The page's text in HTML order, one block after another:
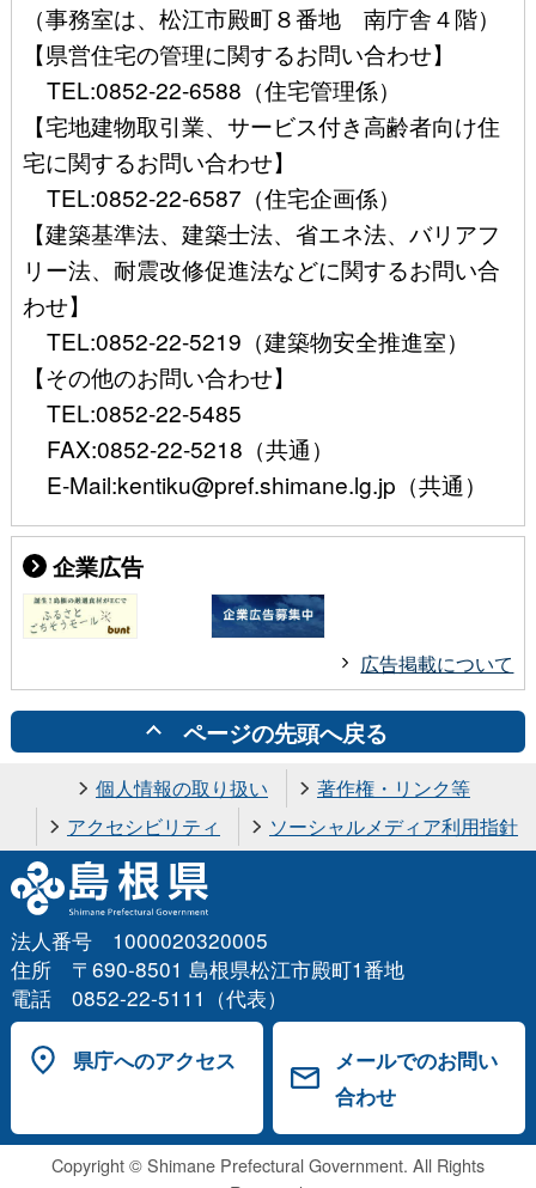
（事務室は、松江市殿町８番地 南庁舎４階）
【県営住宅の管理に関するお問い合わせ】
TEL:0852-22-6588（住宅管理係）
【宅地建物取引業、サービス付き高齢者向け住
宅に関するお問い合わせ】
TEL:0852-22-6587（住宅企画係）
【建築基準法、建築士法、省エネ法、バリアフ
リー法、耐震改修促進法などに関するお問い合
わせ】
TEL:0852-22-5219（建築物安全推進室）
【その他のお問い合わせ】
TEL:0852-22-5485
FAX:0852-22-5218（共通）
E-Mail:kentiku@pref.shimane.lg.jp（共通）
企業広告
広告掲載について
ページの先頭へ戻る
個人情報の取り扱い
著作権・リンク等
アクセシビリティ
ソーシャルメディア利用指針
法人番号 1000020320005
住所 〒690-8501 島根県松江市殿町1番地
電話 0852-22-5111（代表）
県庁へのアクセス
メールでのお問い
合わせ
Copyright © Shimane Prefectural Government. All Rights